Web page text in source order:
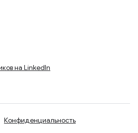
на LinkedIn
Конфиденциальность